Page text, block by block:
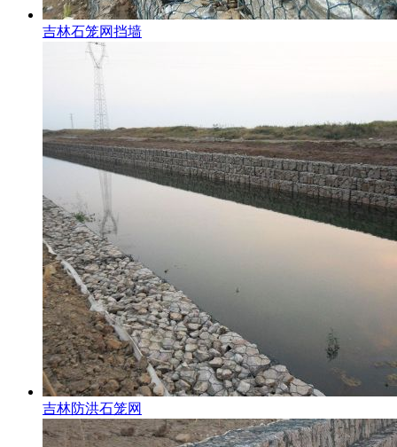
吉林石笼网挡墙
吉林防洪石笼网